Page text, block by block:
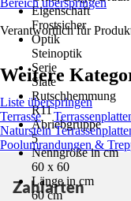
Eigenschaft
Frostsicher
Optik
Steinoptik
Serie
Slate
Rutschhemmung
R11
Abriebgruppe
5
Nenngröße in cm
60 x 60
Länge in cm
60 cm
Bereich überspringen
Verantwortlich für
Weitere
Liste überspringen
Terrasse
Naturstein
Poolumrandungen &
Zahlarten